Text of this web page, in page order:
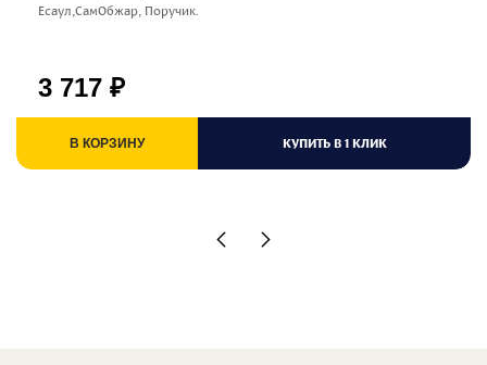
Есаул,СамОбжар, Поручик.
3 717 ₽
В КОРЗИНУ КУПИТЬ В 1 КЛИК